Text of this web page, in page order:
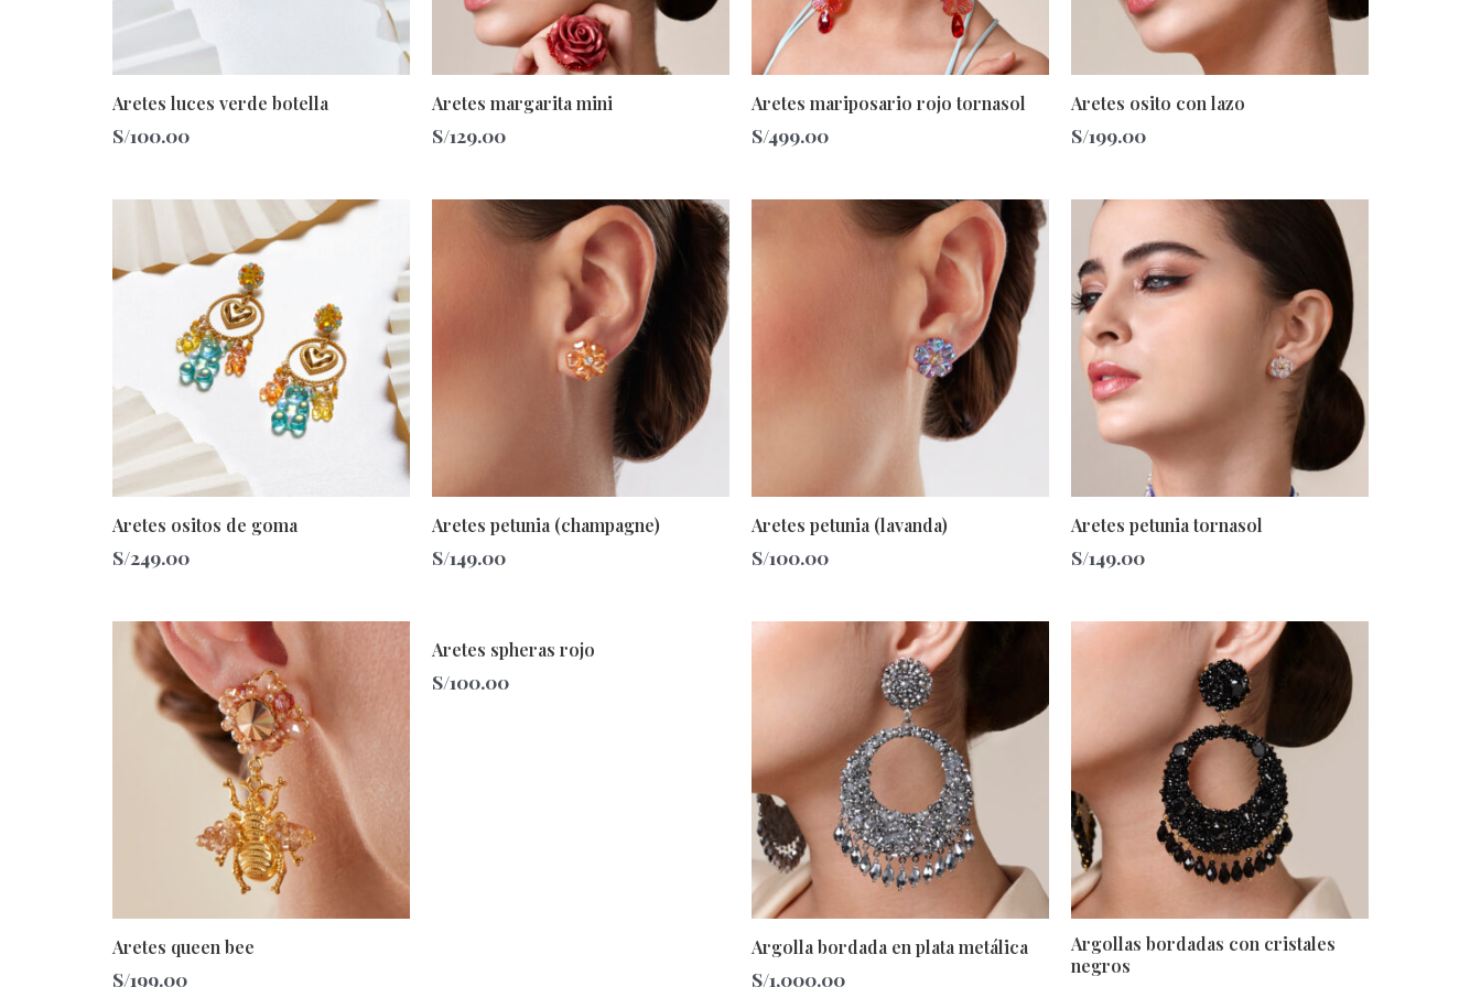
Aretes luces verde botella
S/100.00
Aretes margarita mini
S/129.00
Aretes mariposario rojo tornasol
S/499.00
Aretes osito con lazo
S/199.00
Aretes ositos de goma
S/249.00
Aretes petunia (champagne)
S/149.00
Aretes petunia (lavanda)
S/100.00
Aretes petunia tornasol
S/149.00
Aretes queen bee
S/199.00
Aretes spheras rojo
S/100.00
Argolla bordada en plata metálica
S/1,000.00
Argollas bordadas con cristales
negros